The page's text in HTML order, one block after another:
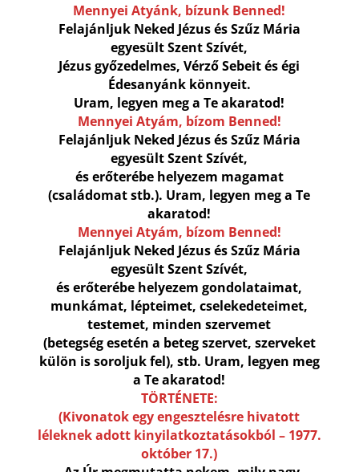
Mennyei Atyánk, bízunk Benned!
Felajánljuk Neked Jézus és Szűz Mária
egyesült Szent Szívét,
Jézus győzedelmes, Vérző Sebeit és égi
Édesanyánk könnyeit.
Uram, legyen meg a Te akaratod!
Mennyei Atyám, bízom Benned!
Felajánljuk Neked Jézus és Szűz Mária
egyesült Szent Szívét,
és erőterébe helyezem magamat
(családomat stb.). Uram, legyen meg a Te
akaratod!
Mennyei Atyám, bízom Benned!
Felajánljuk Neked Jézus és Szűz Mária
egyesült Szent Szívét,
és erőterébe helyezem gondolataimat,
munkámat, lépteimet, cselekedeteimet,
testemet, minden szervemet
(betegség esetén a beteg szervet, szerveket
külön is soroljuk fel), stb. Uram, legyen meg
a Te akaratod!
TÖRTÉNETE:
(Kivonatok egy engesztelésre hivatott
léleknek adott kinyilatkoztatásokból – 1977.
október 17.)